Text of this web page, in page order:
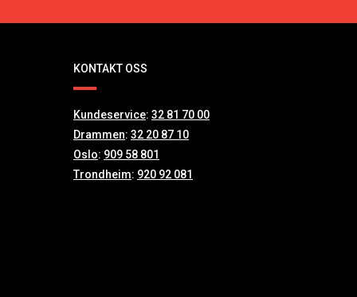
KONTAKT OSS
Kundeservice: 32 81 70 00
Drammen: 32 20 87 10
Oslo: 909 58 801
Trondheim: 920 92 081